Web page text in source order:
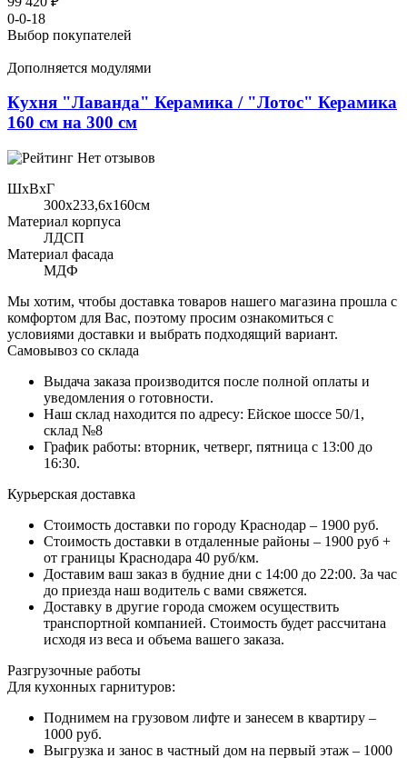
0-0-18
Выбор покупателей
Дополняется модулями
Кухня "Лаванда" Керамика / "Лотос" Керамика
160 см на 300 см
Нет отзывов
ШхВхГ
300x233,6х160см
Материал корпуса
ЛДСП
Материал фасада
МДФ
Мы хотим, чтобы доставка товаров нашего магазина прошла с
комфортом для Вас, поэтому просим ознакомиться с
условиями доставки и выбрать подходящий вариант.
Самовывоз со склада
Выдача заказа производится после полной оплаты и
уведомления о готовности.
Наш склад находится по адресу: Ейское шоссе 50/1,
склад №8
График работы: вторник, четверг, пятница с 13:00 до
16:30.
Курьерская доставка
Стоимость доставки по городу Краснодар – 1900 руб.
Стоимость доставки в отдаленные районы – 1900 руб +
от границы Краснодара 40 руб/км.
Доставим ваш заказ в будние дни с 14:00 до 22:00. За час
до приезда наш водитель с вами свяжется.
Доставку в другие города сможем осуществить
транспортной компанией. Стоимость будет рассчитана
исходя из веса и объема вашего заказа.
Разгрузочные работы
Для кухонных гарнитуров:
Поднимем на грузовом лифте и занесем в квартиру –
1000 руб.
Выгрузка и занос в частный дом на первый этаж – 1000